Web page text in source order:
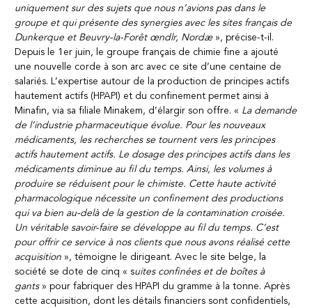
uniquement sur des sujets que nous n’avions pas dans le
groupe et qui présente des synergies avec les sites français de
Dunkerque et Beuvry-la-Forêt œndlr, Nordæ », précise-t-il.
Depuis le 1er juin, le groupe français de chimie fine a ajouté
une nouvelle corde à son arc avec ce site d’une centaine de
salariés. L’expertise autour de la production de principes actifs
hautement actifs (HPAPI) et du confinement permet ainsi à
Minafin, via sa filiale Minakem, d’élargir son offre. « La demande
de l’industrie pharmaceutique évolue. Pour les nouveaux
médicaments, les recherches se tournent vers les principes
actifs hautement actifs. Le dosage des principes actifs dans les
médicaments diminue au fil du temps. Ainsi, les volumes à
produire se réduisent pour le chimiste. Cette haute activité
pharmacologique nécessite un confinement des productions
qui va bien au-delà de la gestion de la contamination croisée.
Un véritable savoir-faire se développe au fil du temps. C’est
pour offrir ce service à nos clients que nous avons réalisé cette
acquisition », témoigne le dirigeant. Avec le site belge, la
société se dote de cinq « suites confinées et de boîtes à
gants » pour fabriquer des HPAPI du gramme à la tonne. Après
cette acquisition, dont les détails financiers sont confidentiels,